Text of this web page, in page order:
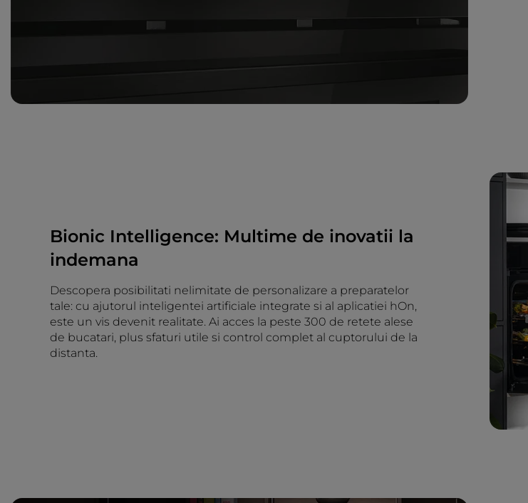
Bionic Intelligence: Multime de inovatii la
indemana
Descopera posibilitati nelimitate de personalizare a preparatelor
tale: cu ajutorul inteligentei artificiale integrate si al aplicatiei hOn,
este un vis devenit realitate. Ai acces la peste 300 de retete alese
de bucatari, plus sfaturi utile si control complet al cuptorului de la
distanta.